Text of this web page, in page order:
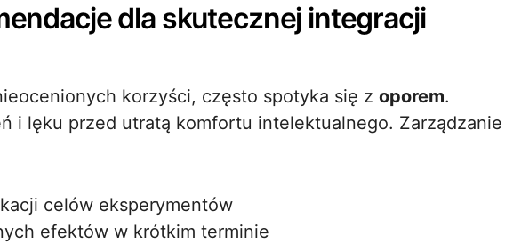
dla skutecznej integracji
korzyści, często spotyka się z oporem.
i lęku przed utratą komfortu intelektualnego. Zarządzanie
celów eksperymentów
efektów w krótkim terminie